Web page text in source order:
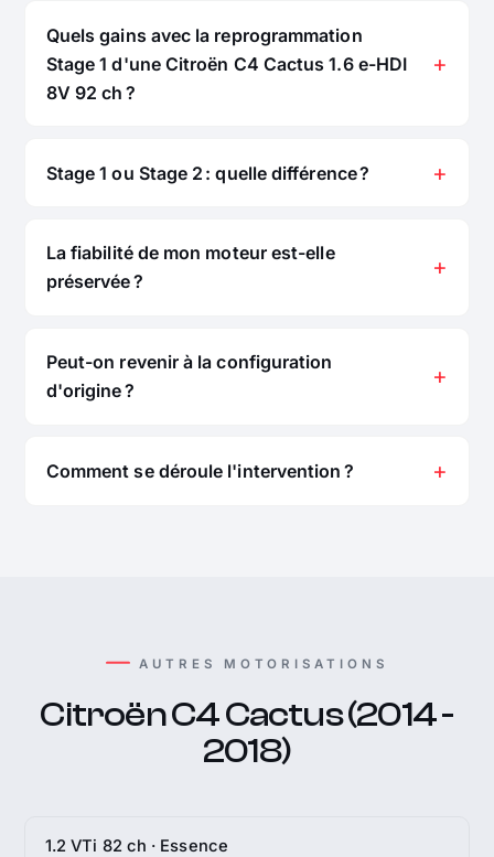
Quels gains avec la reprogrammation
Stage 1 d'une Citroën C4 Cactus 1.6 e-HDI
8V 92 ch ?
Stage 1 ou Stage 2 : quelle différence ?
La fiabilité de mon moteur est-elle
préservée ?
Peut-on revenir à la configuration
d'origine ?
Comment se déroule l'intervention ?
AUTRES MOTORISATIONS
Citroën C4 Cactus (2014 -
2018)
1.2 VTi 82 ch · Essence